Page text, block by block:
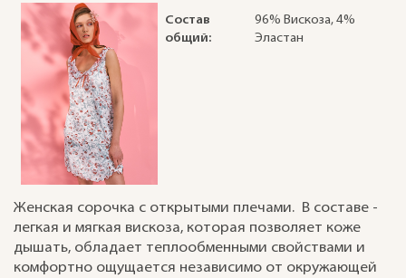
Состав
общий:
96% Вискоза, 4%
Эластан
Женская сорочка с открытыми плечами. В составе -
легкая и мягкая вискоза, которая позволяет коже
дышать, обладает теплообменными свойствами и
комфортно ощущается независимо от окружающей